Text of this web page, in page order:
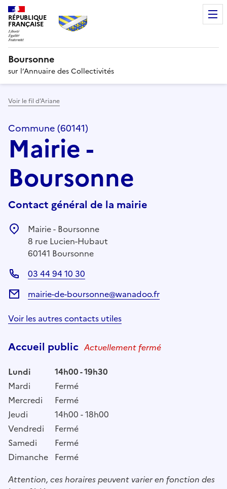
RÉPUBLIQUE
FRANÇAISE
Boursonne
sur l’Annuaire des Collectivités
Voir le fil d’Ariane
Commune (60141)
Mairie -
Boursonne
Contact général de la mairie
Mairie - Boursonne
8 rue Lucien-Hubaut
60141 Boursonne
03 44 94 10 30
mairie-de-boursonne@wanadoo.fr
Voir les autres contacts utiles
Accueil public Actuellement fermé
Lundi
14h00 - 19h30
Mardi
Fermé
Mercredi
Fermé
Jeudi
14h00 - 18h00
Vendredi
Fermé
Samedi
Fermé
Dimanche Fermé
Attention, ces horaires peuvent varier en fonction des